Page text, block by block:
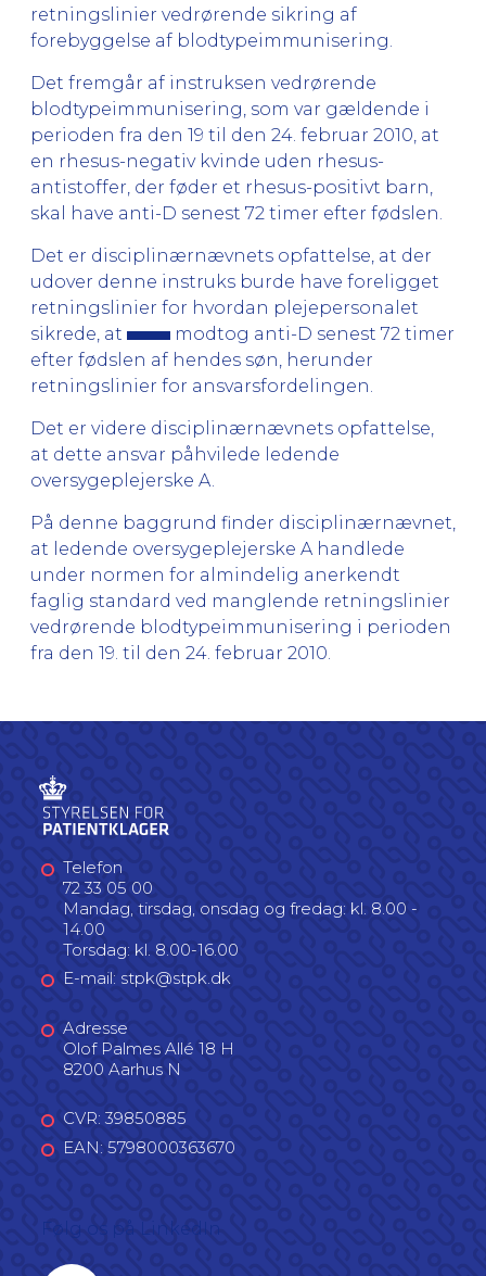
retningslinier vedrørende sikring af
forebyggelse af blodtypeimmunisering.
Det fremgår af instruksen vedrørende
blodtypeimmunisering, som var gældende i
perioden fra den 19 til den 24. februar 2010, at
en rhesus-negativ kvinde uden rhesus-
antistoffer, der føder et rhesus-positivt barn,
skal have anti-D senest 72 timer efter fødslen.
Det er disciplinærnævnets opfattelse, at der
udover denne instruks burde have foreligget
retningslinier for hvordan plejepersonalet
sikrede, at
modtog anti-D senest 72 timer
efter fødslen af hendes søn, herunder
retningslinier for ansvarsfordelingen.
Det er videre disciplinærnævnets opfattelse,
at dette ansvar påhvilede ledende
oversygeplejerske A.
På denne baggrund finder disciplinærnævnet,
at ledende oversygeplejerske A handlede
under normen for almindelig anerkendt
faglig standard ved manglende retningslinier
vedrørende blodtypeimmunisering i perioden
fra den 19. til den 24. februar 2010.
Telefon
72 33 05 00
Mandag, tirsdag, onsdag og fredag: kl. 8.00 -
14.00
Torsdag: kl. 8.00-16.00
E-mail: stpk@stpk.dk
Adresse
Olof Palmes Allé 18 H
8200 Aarhus N
CVR: 39850885
EAN: 5798000363670